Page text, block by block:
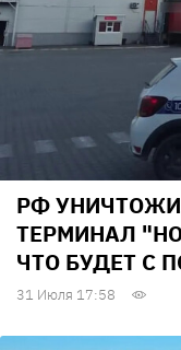
РФ
ТЕРМИНАЛ
ЧТО БУДЕТ С
31 Июля 17:58